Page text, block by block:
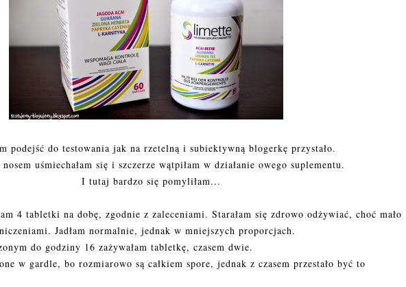
podejść do testowania jak na rzetelną i subiektywną blogerkę przystało.
uśmiechałam się i szczerze wątpiłam w działanie owego suplementu.
I tutaj bardzo się pomyliłam...
4 tabletki na dobę, zgodnie z zaleceniami. Starałam się zdrowo odżywiać, choć mało
Jadłam normalnie, jednak w mniejszych proporcjach.
do godziny 16 zażywałam tabletkę, czasem dwie.
w gardle, bo rozmiarowo są całkiem spore, jednak z czasem przestało być to